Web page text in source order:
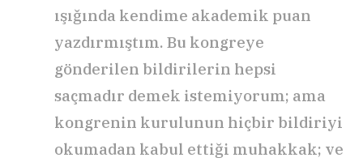
ışığında kendime akademik puan
yazdırmıştım. Bu kongreye
gönderilen bildirilerin hepsi
saçmadır demek istemiyorum; ama
kongrenin kurulunun hiçbir bildiriyi
okumadan kabul ettiği muhakkak; ve